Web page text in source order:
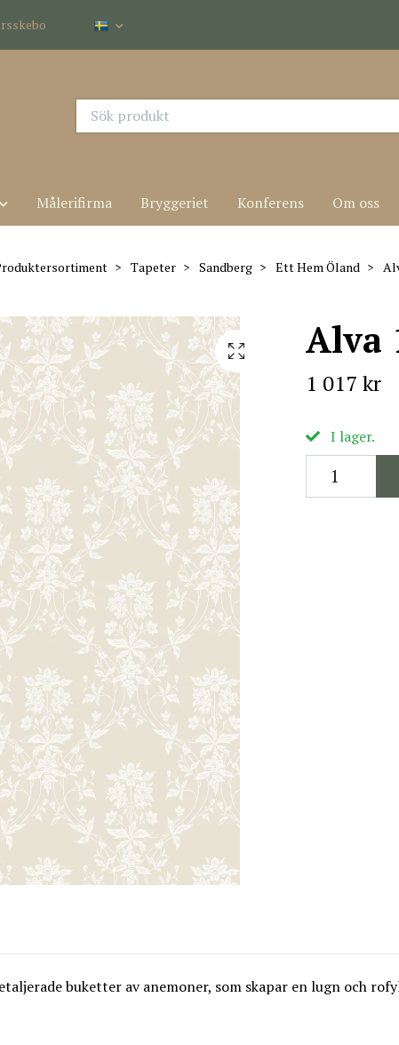
Målerifirma Bryggeriet Konferens Om oss
Tapeter Sandberg Ett Hem Öland
Alva
1 017 kr
I lager.
buketter av anemoner, som skapar en lugn och